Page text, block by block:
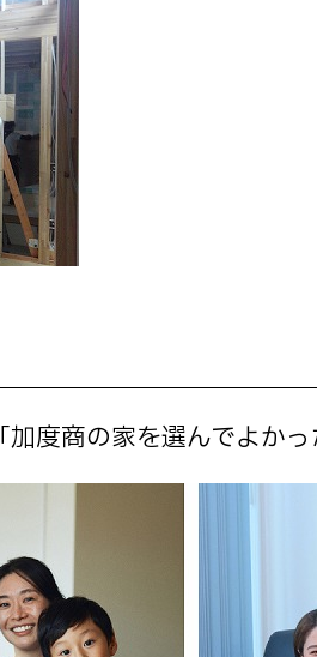
「加度商の家を選んでよか